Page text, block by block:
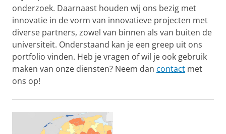
onderzoek. Daarnaast houden wij ons bezig met
innovatie in de vorm van innovatieve projecten met
diverse partners, zowel van binnen als van buiten de
universiteit. Onderstaand kan je een greep uit ons
portfolio vinden. Heb je vragen of wil je ook gebruik
maken van onze diensten? Neem dan contact met
ons op!